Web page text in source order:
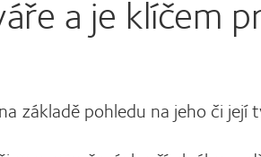
a je klíčem
základě pohledu na jeho či její